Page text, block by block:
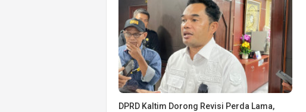
DPRD Kaltim Dorong Revisi Perda Lama,